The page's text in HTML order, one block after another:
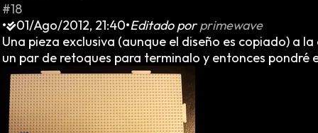
#18
•
01/Ago/2012, 21:40•Editado porprimewave
Una pieza exclusiva (aunque el diseño es copiado) a
un par de retoques para terminalo y entonces pondré